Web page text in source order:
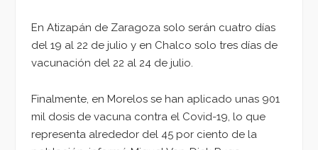
En Atizapán de Zaragoza solo serán cuatro días
del 19 al 22 de julio y en Chalco solo tres días de
vacunación del 22 al 24 de julio.
Finalmente, en Morelos se han aplicado unas 901
mil dosis de vacuna contra el Covid-19, lo que
representa alrededor del 45 por ciento de la